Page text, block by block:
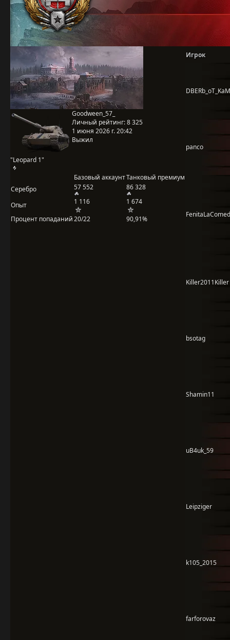
"Leopard 1"
Goodween_57_
Личный рейтинг:8 325
1 июня 2026 г. 20:42
Выжил
Базовый аккаунтТанковый премиум
Серебро
57 552 86 328
Опыт 1 116
1 674
Процент попаданий20/22 90,91%
Игрок
panco
Killer2011Killer
bsotag
Shamin11
uB4uk_59
Leipziger
k105_2015
farforovaz